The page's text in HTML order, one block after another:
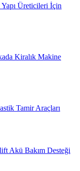
Üreticileri İçin
Kiralık Makine
Tamir Araçları
Akü Bakım Desteği